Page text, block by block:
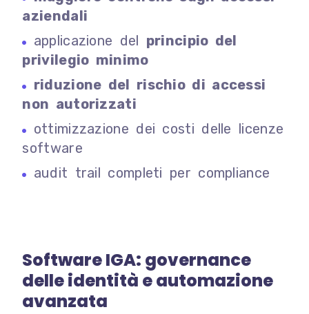
aziendali
applicazione del principio del
privilegio minimo
riduzione del rischio di accessi
non autorizzati
ottimizzazione dei costi delle licenze
software
audit trail completi per compliance
Software IGA: governance
delle identità e automazione
avanzata